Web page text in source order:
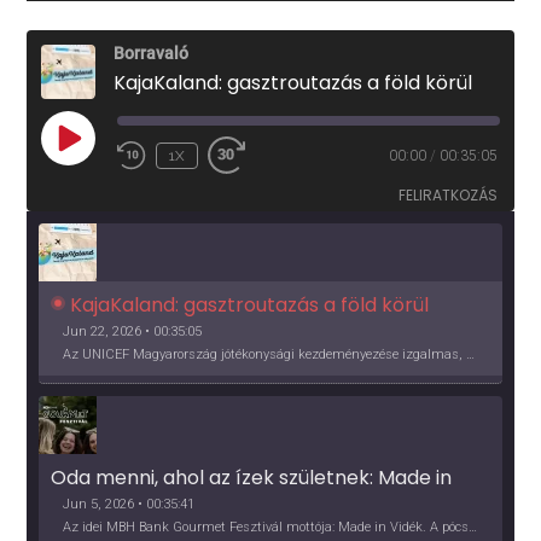
Borravaló
KajaKaland: gasztroutazás a föld körül
PLAY
EPISODE
1X 00:00 / 00:35:05
FELIRATKOZÁS
KajaKaland: gasztroutazás a föld körül
Jun 22, 2026 • 00:35:05
Az UNICEF Magyarország jótékonysági kezdeményezése izgalmas, egész éves világkörüli ízutazásra hív, igazi családi program és gasztroedukáció, illetve segítség a rászorulóknak is egyben.
Oda menni, ahol az ízek születnek: Made in
Vidék, Gourmet Fesztivál 2026
Jun 5, 2026 • 00:35:41
Az idei MBH Bank Gourmet Fesztivál mottója: Made in Vidék. A pócsmegyeri Papi, a mályinkai Iszkor és a szigligeti Villa Kabala tulajdonosai beszélnek arról, hogy mit jelentenek nekik a vidék ízei.